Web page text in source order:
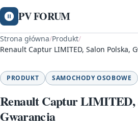
PV FORUM
Strona główna/Produkt/
Renault Captur LIMITED, Salon Polska,
PRODUKT SAMOCHODY OSOBOWE
Renault Captur LIMITED,
Gwarancja